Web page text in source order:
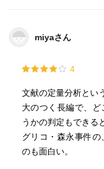
参考文献
「物を数える」こ
ということになる。
「物を数える」と
めとする多くの学
なっている。しか
miyaさん
4
文献の定量分析とい
大のつく長編で、
うかの判定もできる
グリコ・森永事件
のも面白い。